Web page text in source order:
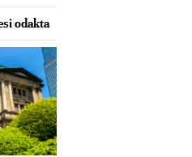
odakta